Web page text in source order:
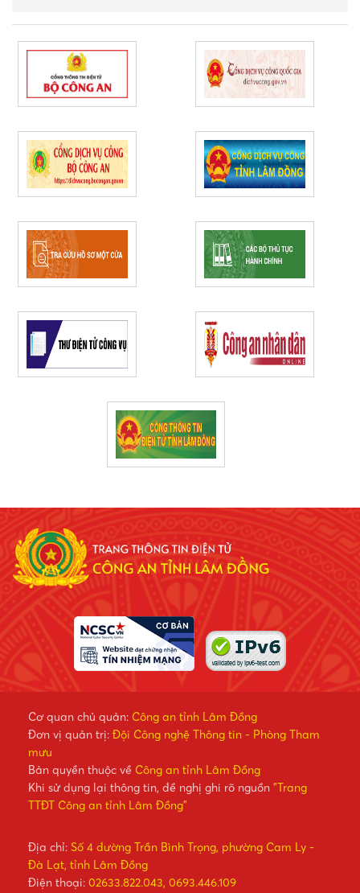
Cơ quan chủ quản: Công an tỉnh Lâm Đồng
Đơn vị quản trị: Đội Công nghệ Thông tin - Phòng Tham
mưu
Bản quyền thuộc về Công an tỉnh Lâm Đồng
Khi sử dụng lại thông tin, đề nghị ghi rõ nguồn "Trang
TTĐT Công an tỉnh Lâm Đồng"
Địa chỉ: Số 4 đường Trần Bình Trọng, phường Cam Ly -
Đà Lạt, tỉnh Lâm Đồng
Điện thoại: 02633.822.043, 0693.446.109